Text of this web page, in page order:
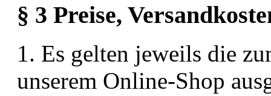
§ 3 Preise,
1. Es gelten jeweils die
unserem Online-Shop